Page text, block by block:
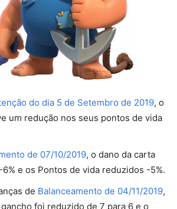
do dia 5 de Setembro de 2019, o
um redução nos seus pontos de vida
de 07/10/2019, o dano da carta
e os Pontos de vida reduzidos -5%.
de Balanceamento de 04/11/2019,
foi reduzido de 7 para 6 e o